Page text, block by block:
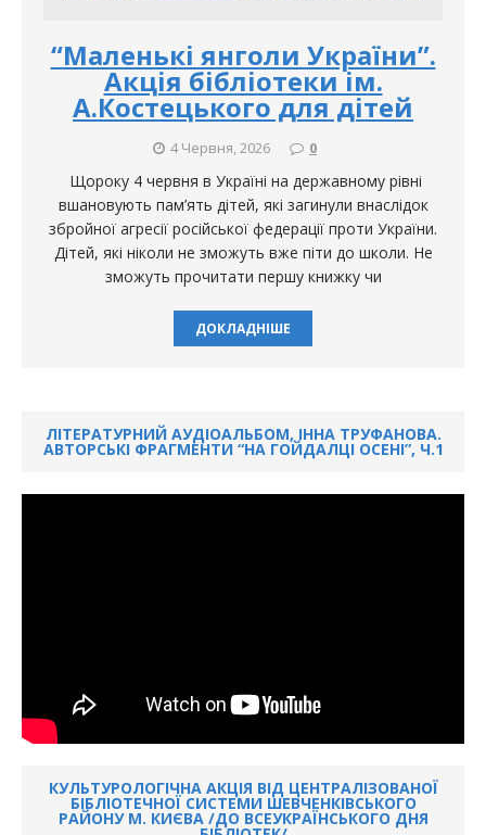
“Маленькі янголи України”.
Акція бібліотеки ім.
А.Костецького для дітей
4 Червня, 2026 0
Щороку 4 червня в Україні на державному рівні
вшановують пам’ять дітей, які загинули внаслідок
збройної агресії російської федерації проти України.
Дітей, які ніколи не зможуть вже піти до школи. Не
зможуть прочитати першу книжку чи
ДОКЛАДНІШЕ
ЛІТЕРАТУРНИЙ АУДІОАЛЬБОМ, ІННА ТРУФАНОВА.
АВТОРСЬКІ ФРАГМЕНТИ “НА ГОЙДАЛЦІ ОСЕНІ”, Ч.1
КУЛЬТУРОЛОГІЧНА АКЦІЯ ВІД ЦЕНТРАЛІЗОВАНОЇ
БІБЛІОТЕЧНОЇ СИСТЕМИ ШЕВЧЕНКІВСЬКОГО
РАЙОНУ М. КИЄВА /ДО ВСЕУКРАЇНСЬКОГО ДНЯ